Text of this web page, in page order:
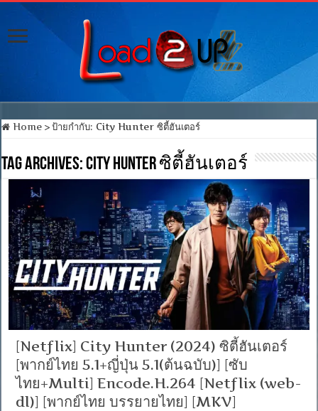
Home > ป้ายกำกับ: City Hunter ซิตี้ฮันเตอร์
Tag Archives:City Hunter ซิตี้ฮันเตอร์
[Netflix] City Hunter (2024) ซิตี้ฮันเตอร์
[พากย์ไทย 5.1+ญี่ปุ่น 5.1(ต้นฉบับ)] [ซับ
ไทย+Multi] Encode.H.264 [Netflix (web-
dl)] [พากย์ไทย บรรยายไทย] [MKV]